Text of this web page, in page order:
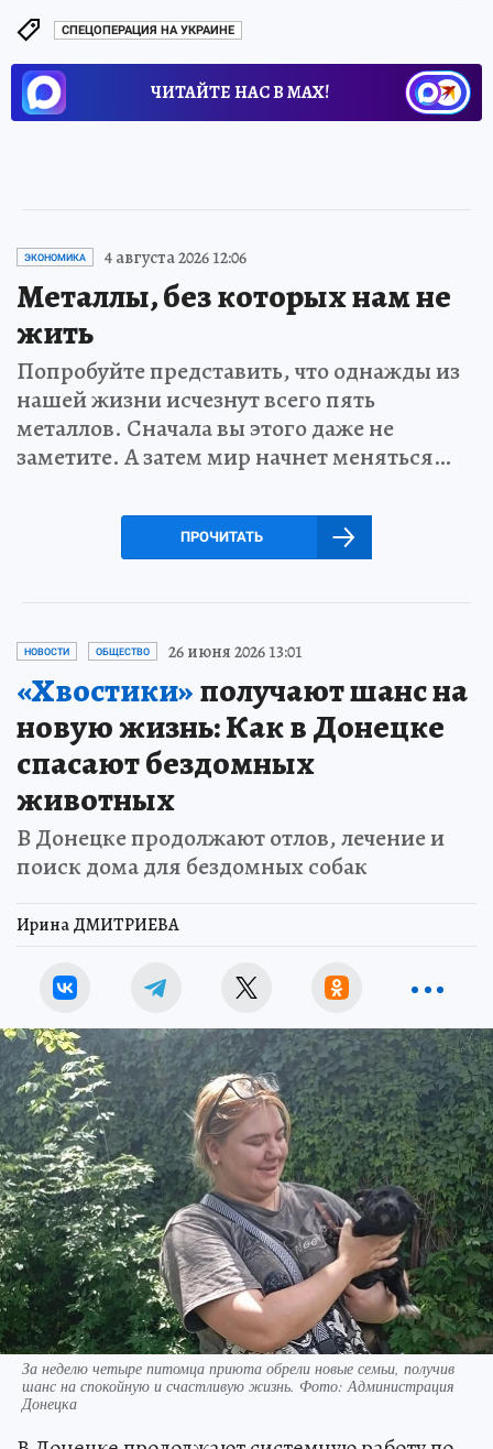
СПЕЦОПЕРАЦИЯ НА УКРАИНЕ
ЧИТАЙТЕ НАС В МАХ!
ЭКОНОМИКА 4 августа 2026 12:06
Металлы, без которых нам не
жить
Попробуйте представить, что однажды из
нашей жизни исчезнут всего пять
металлов. Сначала вы этого даже не
заметите. А затем мир начнет меняться…
ПРОЧИТАТЬ
НОВОСТИ ОБЩЕСТВО 26 июня 2026 13:01
«Хвостики»получают шанс на
новую жизнь: Как в Донецке
спасают бездомных
животных
В Донецке продолжают отлов, лечение и
поиск дома для бездомных собак
Ирина ДМИТРИЕВА
За неделю четыре питомца приюта обрели новые семьи, получив
шанс на спокойную и счастливую жизнь. Фото: Администрация
Донецка